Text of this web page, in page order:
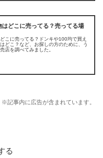
はどこに売ってる？売ってる場
こに売ってる？ドンキや100均で買え
どこ？など、お探しの方のために、う
店を調べてみました。
※記事内に広告が含まれています。
る